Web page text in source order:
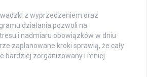
z wyprzedzeniem oraz
działania pozwoli na
i nadmiaru obowiązków w dniu
zaplanowane kroki sprawią, że cały
bardziej zorganizowany i mniej